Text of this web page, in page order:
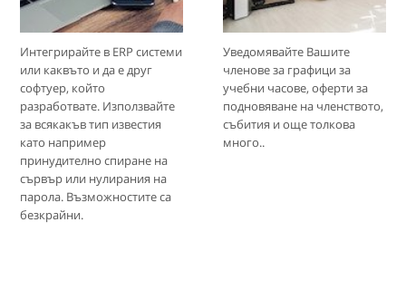
Интегрирайте в ERP системи
или каквъто и да е друг
софтуер, който
разработвате. Използвайте
за всякакъв тип известия
като например
принудително спиране на
сървър или нулирания на
парола. Възможностите са
безкрайни.
Уведомявайте Вашите
членове за графици за
учебни часове, оферти за
подновяване на членството,
събития и още толкова
много..